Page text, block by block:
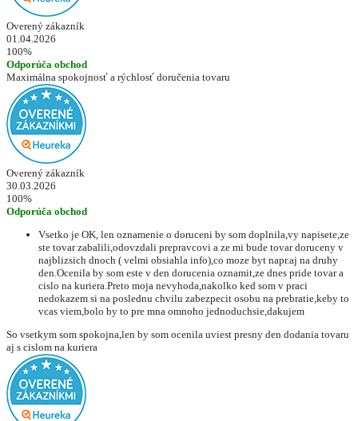
Overený zákazník
01.04.2026
100%
Odporúča obchod
Maximálna spokojnosť a rýchlosť doručenia tovaru
Overený zákazník
30.03.2026
100%
Odporúča obchod
Vsetko je OK, len oznamenie o doruceni by som doplnila,vy napisete,ze
ste tovar zabalili,odovzdali prepravcovi a ze mi bude tovar doruceny v
najblizsich dnoch ( velmi obsiahla info),co moze byt napr.aj na druhy
den.Ocenila by som este v den dorucenia oznamit,ze dnes pride tovar a
cislo na kuriera.Preto moja nevyhoda,nakolko ked som v praci
nedokazem si na poslednu chvilu zabezpecit osobu na prebratie,keby to
vcas viem,bolo by to pre mna omnoho jednoduchsie,dakujem
So vsetkym som spokojna,len by som ocenila uviest presny den dodania tovaru
aj s cislom na kuriera